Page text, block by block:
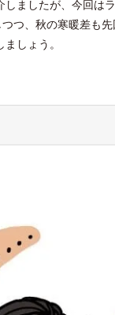
ましたが、今回は
つ、秋の寒暖差も
しょう。